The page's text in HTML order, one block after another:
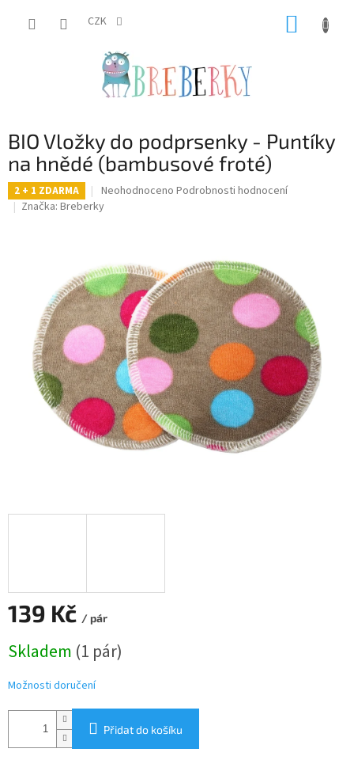
CZK
BIO Vložky do podprsenky - Puntíky
na hnědé (bambusové froté)
2 + 1 ZDARMA
Průměrné
hodnocení
z
5
hvězdiček.
Neohodnoceno Podrobnosti hodnocení
Značka: Breberky
139 Kč / pár
cena:
Skladem (1 pár)
Možnosti doručení
Přidat do košíku